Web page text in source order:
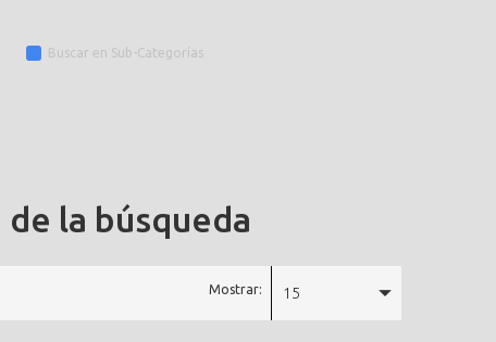
Buscar en Sub-Categorías
la búsqueda
Mostrar: 15